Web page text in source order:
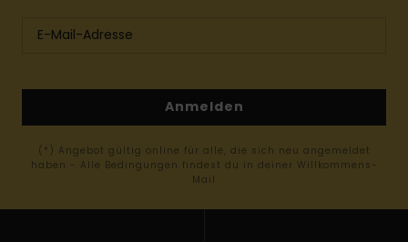
Anmelden
(*) Angebot gültig online für alle, die sich neu angemeldet
haben - Alle Bedingungen findest du in deiner Willkommens-
Mail